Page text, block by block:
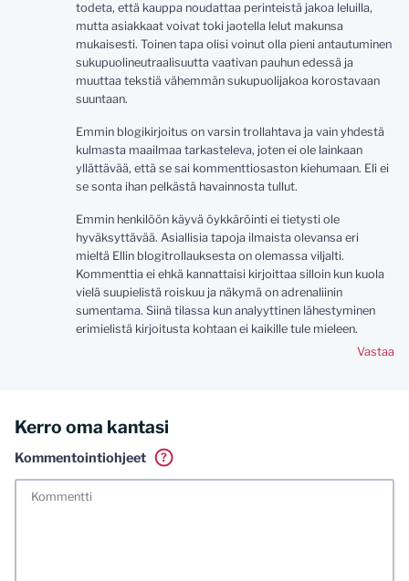
todeta, että kauppa noudattaa perinteistä jakoa leluilla,
mutta asiakkaat voivat toki jaotella lelut makunsa
mukaisesti. Toinen tapa olisi voinut olla pieni antautuminen
sukupuolineutraalisuutta vaativan pauhun edessä ja
muuttaa tekstiä vähemmän sukupuolijakoa korostavaan
suuntaan.
Emmin blogikirjoitus on varsin trollahtava ja vain yhdestä
kulmasta maailmaa tarkasteleva, joten ei ole lainkaan
yllättävää, että se sai kommenttiosaston kiehumaan. Eli ei
se sonta ihan pelkästä havainnosta tullut.
Emmin henkilöön käyvä öykkäröinti ei tietysti ole
hyväksyttävää. Asiallisia tapoja ilmaista olevansa eri
mieltä Ellin blogitrollauksesta on olemassa viljalti.
Kommenttia ei ehkä kannattaisi kirjoittaa silloin kun kuola
vielä suupielistä roiskuu ja näkymä on adrenaliinin
sumentama. Siinä tilassa kun analyyttinen lähestyminen
erimielistä kirjoitusta kohtaan ei kaikille tule mieleen.
Vastaa
Kerro oma kantasi
Kommentointiohjeet
?
meiliosoitteen. Minua ja mielipiteitäni saa ilman muuta